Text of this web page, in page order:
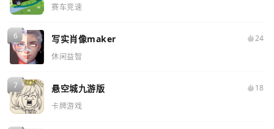
赛车竞速
写实肖像maker
24
休闲益智
悬空城九游版
18
卡牌游戏